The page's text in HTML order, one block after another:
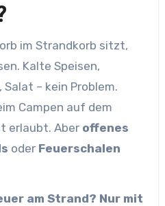
im Strandkorb sitzt,
Kalte Speisen,
– kein Problem.
Campen auf dem
erlaubt. Aber offenes
oder Feuerschalen
am Strand? Nur mit